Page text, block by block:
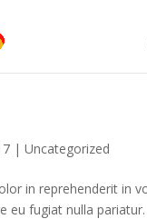
| Uncategorized
in reprehenderit in
eu fugiat nulla